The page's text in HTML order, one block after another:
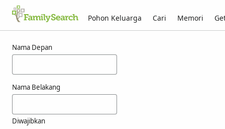
Pohon Keluarga Cari Memori
Nama Depan
Nama Belakang
Diwajibkan